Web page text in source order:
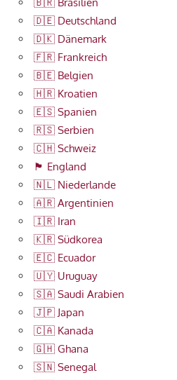
🇧🇷 Brasilien
🇩🇪 Deutschland
🇩🇰 Dänemark
🇫🇷 Frankreich
🇧🇪 Belgien
🇭🇷 Kroatien
🇪🇸 Spanien
🇷🇸 Serbien
🇨🇭 Schweiz
🏴󠁧󠁢󠁥󠁮󠁧󠁿 England
🇳🇱 Niederlande
🇦🇷 Argentinien
🇮🇷 Iran
🇰🇷 Südkorea
🇪🇨 Ecuador
🇺🇾 Uruguay
🇸🇦 Saudi Arabien
🇯🇵 Japan
🇨🇦 Kanada
🇬🇭 Ghana
🇸🇳 Senegal